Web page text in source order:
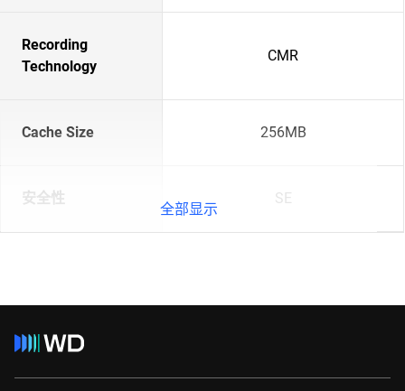
Recording
Technology
CMR
Cache Size 256MB
安全性 SE
全部显示